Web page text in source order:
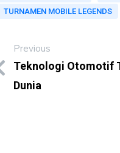
TURNAMEN MOBILE LEGENDS
Previous
Teknologi Otomotif
Dunia